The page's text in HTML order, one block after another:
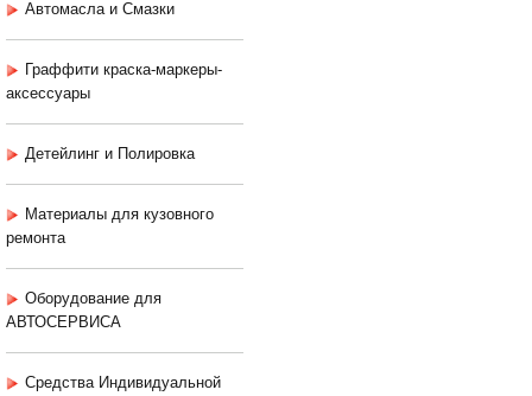
Автомасла и Смазки
Граффити краска-маркеры-
аксессуары
Детейлинг и Полировка
Материалы для кузовного
ремонта
Оборудование для
АВТОСЕРВИСА
Средства Индивидуальной